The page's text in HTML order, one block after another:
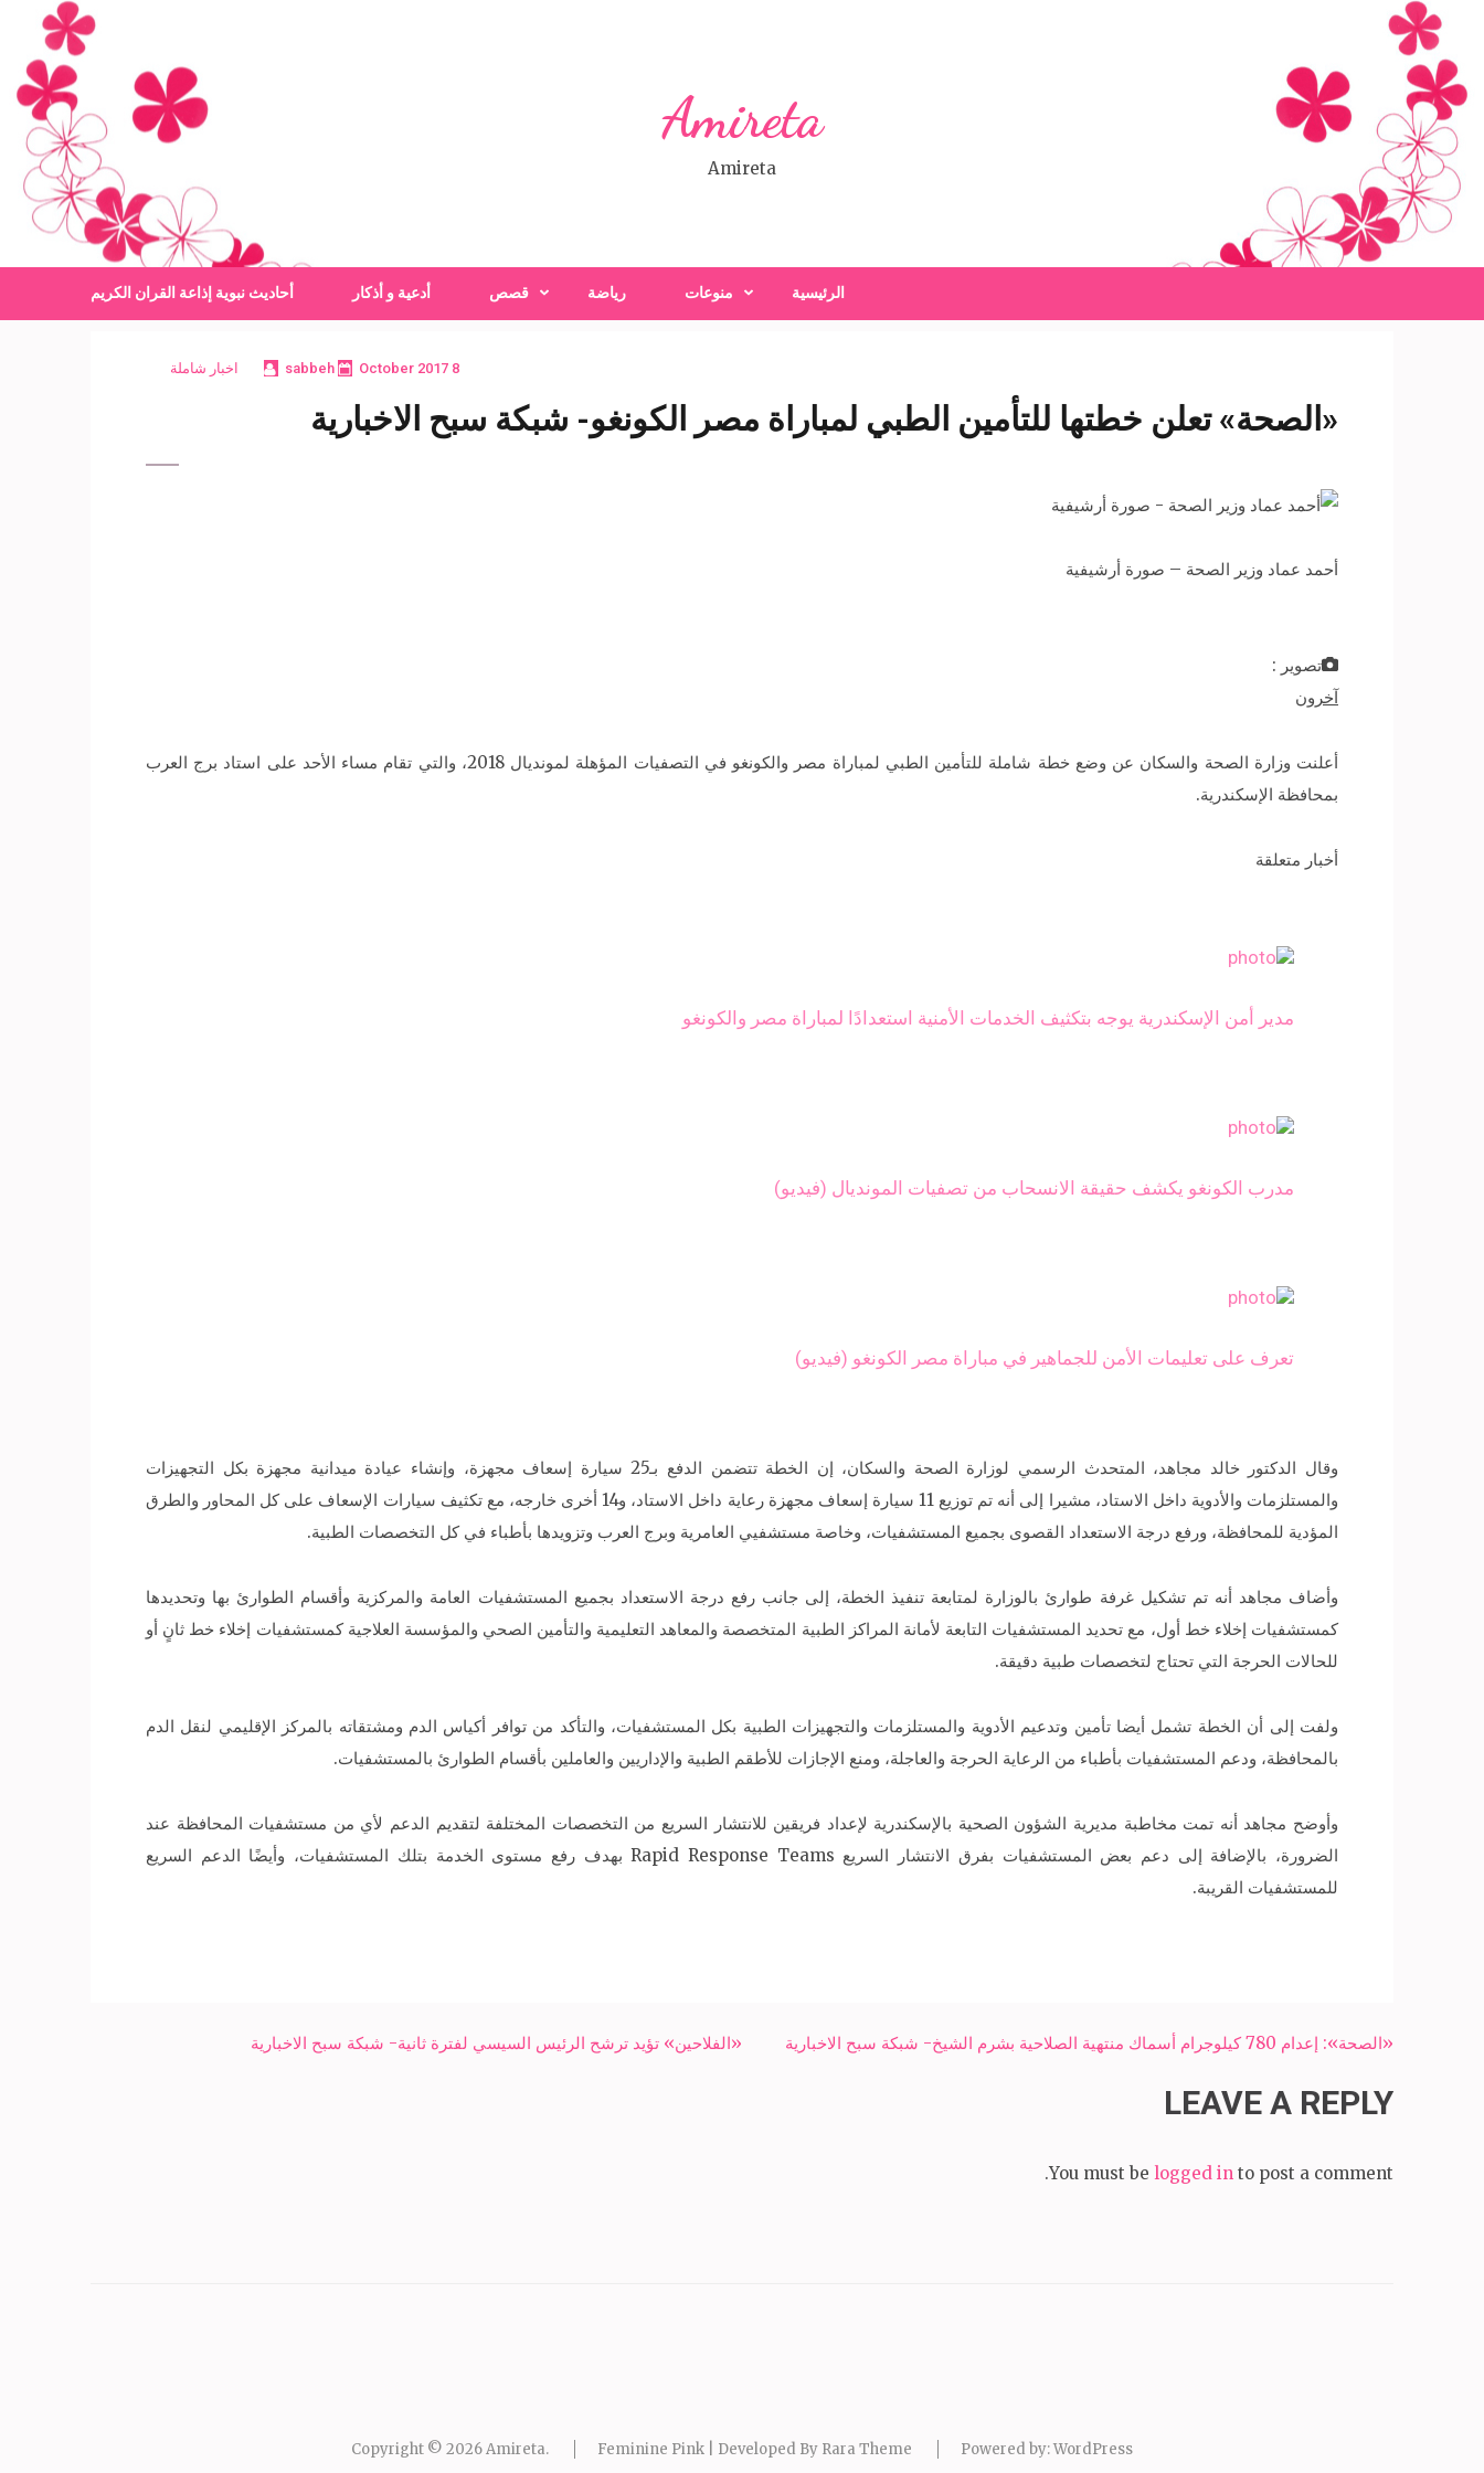
content
(Press
Enter)
Amireta
Amireta
الرئيسية منوعات رياضة قصص أدعية و أذكار أحاديث نبوية إذاعة القران الكريم
8 October 2017
sabbeh اخبار شاملة
«الصحة» تعلن خطتها للتأمين الطبي لمباراة مصر الكونغو- شبكة سبح الاخبارية
أحمد عماد وزير الصحة – صورة أرشيفية
تصوير :
آخرون
أعلنت وزارة الصحة والسكان عن وضع خطة شاملة للتأمين الطبي لمباراة مصر والكونغو في التصفيات المؤهلة لمونديال 2018، والتي تقام مساء الأحد على استاد برج العرب
بمحافظة الإسكندرية.
أخبار متعلقة
مدير أمن الإسكندرية يوجه بتكثيف الخدمات الأمنية استعدادًا لمباراة مصر والكونغو
مدرب الكونغو يكشف حقيقة الانسحاب من تصفيات المونديال (فيديو)
تعرف على تعليمات الأمن للجماهير في مباراة مصر الكونغو (فيديو)
وقال الدكتور خالد مجاهد، المتحدث الرسمي لوزارة الصحة والسكان، إن الخطة تتضمن الدفع بـ25 سيارة إسعاف مجهزة، وإنشاء عيادة ميدانية مجهزة بكل التجهيزات
والمستلزمات والأدوية داخل الاستاد، مشيرا إلى أنه تم توزيع 11 سيارة إسعاف مجهزة رعاية داخل الاستاد، و14 أخرى خارجه، مع تكثيف سيارات الإسعاف على كل المحاور والطرق
المؤدية للمحافظة، ورفع درجة الاستعداد القصوى بجميع المستشفيات، وخاصة مستشفيي العامرية وبرج العرب وتزويدها بأطباء في كل التخصصات الطبية.
وأضاف مجاهد أنه تم تشكيل غرفة طوارئ بالوزارة لمتابعة تنفيذ الخطة، إلى جانب رفع درجة الاستعداد بجميع المستشفيات العامة والمركزية وأقسام الطوارئ بها وتحديدها
كمستشفيات إخلاء خط أول، مع تحديد المستشفيات التابعة لأمانة المراكز الطبية المتخصصة والمعاهد التعليمية والتأمين الصحي والمؤسسة العلاجية كمستشفيات إخلاء خط ثانٍ أو
للحالات الحرجة التي تحتاج لتخصصات طبية دقيقة.
ولفت إلى أن الخطة تشمل أيضا تأمين وتدعيم الأدوية والمستلزمات والتجهيزات الطبية بكل المستشفيات، والتأكد من توافر أكياس الدم ومشتقاته بالمركز الإقليمي لنقل الدم
بالمحافظة، ودعم المستشفيات بأطباء من الرعاية الحرجة والعاجلة، ومنع الإجازات للأطقم الطبية والإداريين والعاملين بأقسام الطوارئ بالمستشفيات.
وأوضح مجاهد أنه تمت مخاطبة مديرية الشؤون الصحية بالإسكندرية لإعداد فريقين للانتشار السريع من التخصصات المختلفة لتقديم الدعم لأي من مستشفيات المحافظة عند
الضرورة، بالإضافة إلى دعم بعض المستشفيات بفرق الانتشار السريع Rapid Response Teams بهدف رفع مستوى الخدمة بتلك المستشفيات، وأيضًا الدعم السريع
للمستشفيات القريبة.
Post
«الفلاحين» تؤيد ترشح الرئيس السيسي لفترة ثانية- شبكة سبح الاخبارية «الصحة»: إعدام 780 كيلوجرام أسماك منتهية الصلاحية بشرم الشيخ- شبكة سبح الاخبارية
LEAVE A REPLY
You must be logged in to post a comment.
Copyright © 2026Amireta. Feminine Pink | Developed By Rara Theme Powered by:WordPress